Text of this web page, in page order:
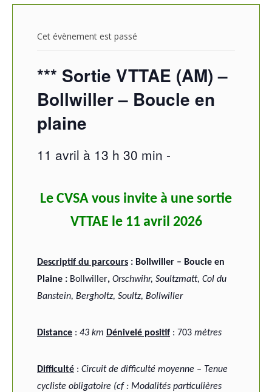
Cet évènement est passé
*** Sortie VTTAE (AM) –
Bollwiller – Boucle en
plaine
11 avril à 13 h 30 min -
Le CVSA vous invite à une sortie
VTTAE le 11 avril 2026
Descriptif du parcours : Bollwiller – Boucle en
Plaine : Bollwiller, Orschwihr, Soultzmatt, Col du
Banstein, Bergholtz, Soultz, Bollwiller
Distance : 43 km Dénivelé positif : 703 mètres
Difficulté : Circuit de difficulté moyenne – Tenue
cycliste obligatoire (cf : Modalités particulières